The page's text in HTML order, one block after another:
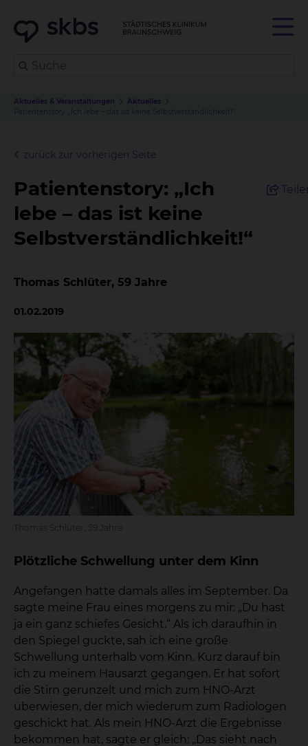
Aktuelles & Veranstaltungen
Aktuelles
Patientenstory: „Ich lebe – das ist keine Selbstverständlichkeit!“
zurück zur vorherigen Seite
Patientenstory: „Ich
lebe – das ist keine
Selbstverständlichkeit!“
Thomas Schlüter, 59 Jahre
01.02.2019
Plötzliche Schwellung unter dem Kinn
Angefangen hatte damals alles im September. Da
sagte meine Frau eines morgens zu mir: „Du hast
ja ein ganz schiefes Gesicht.“ Als ich daraufhin in
den Spiegel guckte, sah ich eine große
Schwellung unterhalb vom Kinn. Kurz darauf bin
ich zu meinem Hausarzt gegangen. Er hat sofort
die Stirn gerunzelt und mich zum HNO-Arzt
überwiesen, der mich wiederum zum Radiologen
geschickt hat. Als mein HNO-Arzt die Ergebnisse
bekommen hat, sagte er gleich: „Das sieht nach